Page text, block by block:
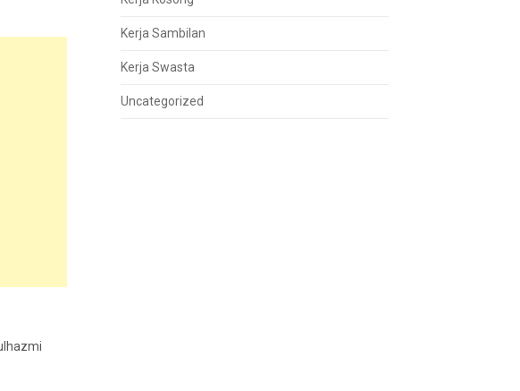
Kerja Sambilan
Kerja Swasta
Uncategorized